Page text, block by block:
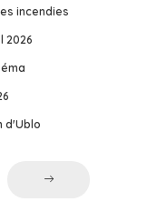
incendies
2026
d'Ublo